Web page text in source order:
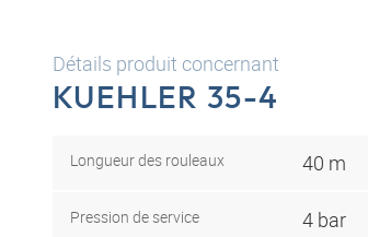
Détails produit concernant
KUEHLER 35-4
Longueur des rouleaux 40 m
Pression de service 4 bar